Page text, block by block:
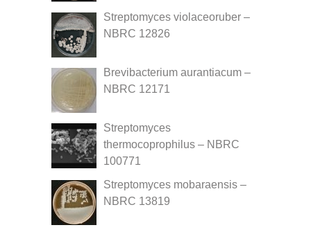
Streptomyces violaceoruber –
NBRC 12826
Brevibacterium aurantiacum –
NBRC 12171
Streptomyces
thermocoprophilus – NBRC
100771
Streptomyces mobaraensis –
NBRC 13819